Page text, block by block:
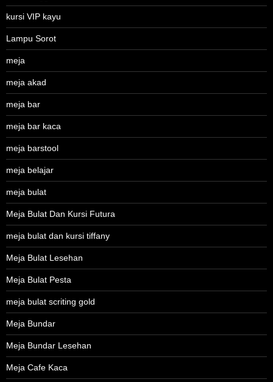
kursi VIP kayu
Lampu Sorot
meja
meja akad
meja bar
meja bar kaca
meja barstool
meja belajar
meja bulat
Meja Bulat Dan Kursi Futura
meja bulat dan kursi tiffany
Meja Bulat Lesehan
Meja Bulat Pesta
meja bulat scriting gold
Meja Bundar
Meja Bundar Lesehan
Meja Cafe Kaca